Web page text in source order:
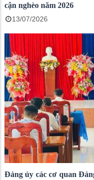
cận nghèo năm 2026
13/07/2026
Đảng ủy các cơ quan